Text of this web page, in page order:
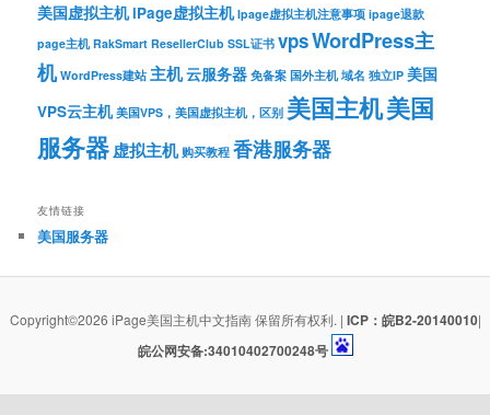
美国虚拟主机iPage虚拟主机 Ipage虚拟主机注意事项 ipage退款
page主机 RakSmart ResellerClub SSL证书 vpsWordPress主
机 WordPress建站 主机云服务器 免备案 国外主机 域名 独立IP 美国
VPS云主机 美国VPS，美国虚拟主机，区别 美国主机美国
服务器虚拟主机 购买教程 香港服务器
友情链接
美国服务器
Copyright©2026 iPage美国主机中文指南 保留所有权利. | ICP：皖B2-20140010|
皖公网安备:34010402700248号